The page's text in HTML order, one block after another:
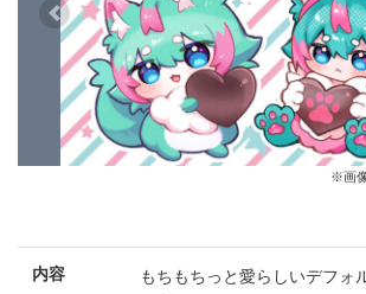
Previous
※画
内容
もちもちっと愛らしいデフォ